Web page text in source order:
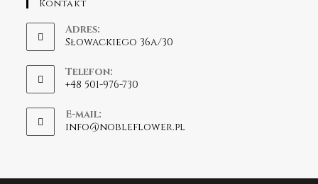
Kontakt
Adres:
Słowackiego 36a/30
Telefon:
+48 501-976-730
E-mail:
info@nobleflower.pl